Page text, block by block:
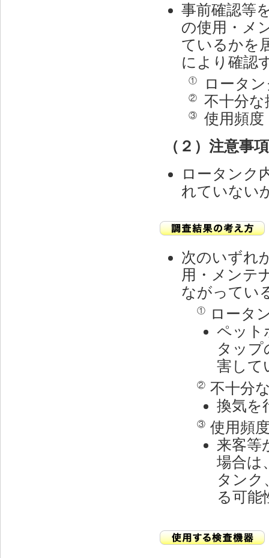
事前確認等
の使用・メ
ているかを
により確認
① ロータ
② 不十分な
③
使用頻度
（２）注意事
ロータンク
れていない
次のいずれ
用・メンテ
ながってい
①
ロータ
ペット
タップ
害して
② 不十分
換気を
③ 使用頻
来客等
場合は
タンク
る可能